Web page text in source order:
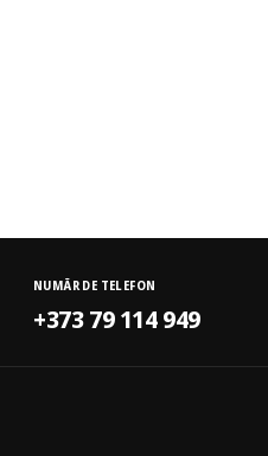
NUMĂR DE TELEFON
+373 79 114 949